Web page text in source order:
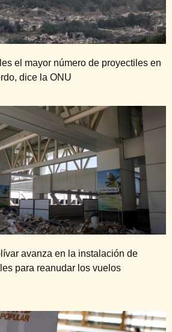
el mayor número de proyectiles en
dice la ONU
avanza en la instalación de
para reanudar los vuelos